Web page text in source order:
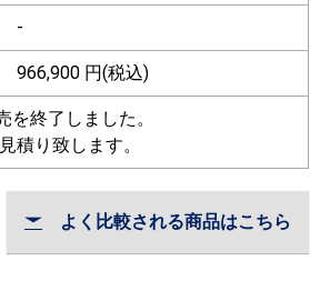
-
966,900 円(税込)
を終了しました。
積り致します。
よく比較される商品はこちら